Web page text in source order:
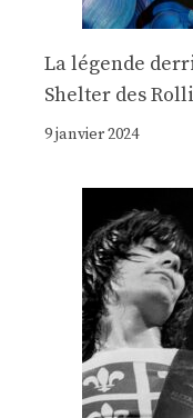
La légende
Shelter des
9 janvier 2024